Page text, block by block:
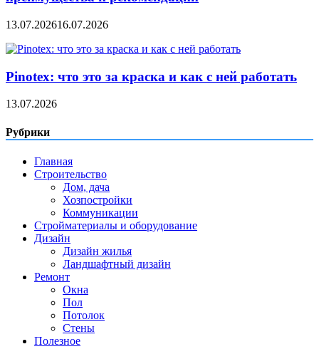
13.07.202616.07.2026
Pinotex: что это за краска и как с ней работать
13.07.2026
Рубрики
Главная
Строительство
Дом, дача
Хозпостройки
Коммуникации
Стройматериалы и оборудование
Дизайн
Дизайн жилья
Ландшафтный дизайн
Ремонт
Окна
Пол
Потолок
Стены
Полезное